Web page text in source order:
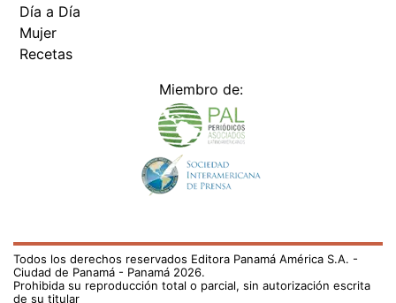
Día a Día
Mujer
Recetas
Miembro de:
Todos los derechos reservados Editora Panamá América S.A. -
Ciudad de Panamá - Panamá 2026.
Prohibida su reproducción total o parcial, sin autorización escrita
de su titular